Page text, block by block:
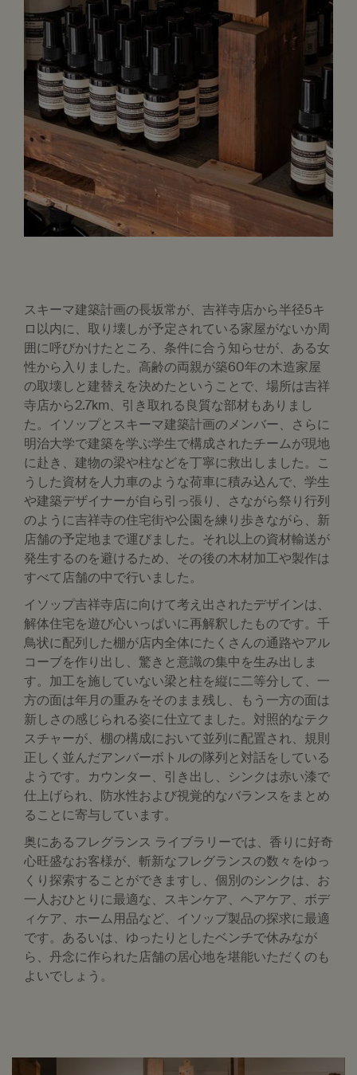
スキーマ建築計画の長坂常が、吉祥寺店から半径5キ
ロ以内に、取り壊しが予定されている家屋がないか周
囲に呼びかけたところ、条件に合う知らせが、ある女
性から入りました。高齢の両親が築60年の木造家屋
の取壊しと建替えを決めたということで、場所は吉祥
寺店から2.7km、引き取れる良質な部材もありまし
た。イソップとスキーマ建築計画のメンバー、さらに
明治大学で建築を学ぶ学生で構成されたチームが現地
に赴き、建物の梁や柱などを丁寧に救出しました。こ
うした資材を人力車のような荷車に積み込んで、学生
や建築デザイナーが自ら引っ張り、さながら祭り行列
のように吉祥寺の住宅街や公園を練り歩きながら、新
店舗の予定地まで運びました。それ以上の資材輸送が
発生するのを避けるため、その後の木材加工や製作は
すべて店舗の中で行いました。
イソップ吉祥寺店に向けて考え出されたデザインは、
解体住宅を遊び心いっぱいに再解釈したものです。千
鳥状に配列した棚が店内全体にたくさんの通路やアル
コーブを作り出し、驚きと意識の集中を生み出しま
す。加工を施していない梁と柱を縦に二等分して、一
方の面は年月の重みをそのまま残し、もう一方の面は
新しさの感じられる姿に仕立てました。対照的なテク
スチャーが、棚の構成において並列に配置され、規則
正しく並んだアンバーボトルの隊列と対話をしている
ようです。カウンター、引き出し、シンクは赤い漆で
仕上げられ、防水性および視覚的なバランスをまとめ
ることに寄与しています。
奥にあるフレグランス ライブラリーでは、香りに好奇
心旺盛なお客様が、斬新なフレグランスの数々をゆっ
くり探索することができますし、個別のシンクは、お
一人おひとりに最適な、スキンケア、ヘアケア、ボデ
ィケア、ホーム用品など、イソップ製品の探求に最適
です。あるいは、ゆったりとしたベンチで休みなが
ら、丹念に作られた店舗の居心地を堪能いただくのも
よいでしょう。